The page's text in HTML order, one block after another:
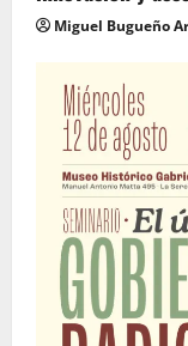
Miguel Bugueño